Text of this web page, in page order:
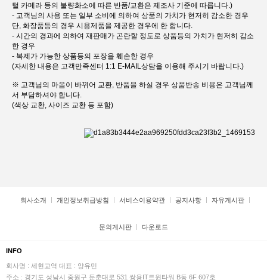
털 카메라 등의 불량화소에 따른 반품/교환은 제조사 기준에 따릅니다.)
- 고객님의 사용 또는 일부 소비에 의하여 상품의 가치가 현저히 감소한 경우
단, 화장품등의 경우 시용제품을 제공한 경우에 한 합니다.
- 시간의 경과에 의하여 재판매가 곤란할 정도로 상품등의 가치가 현저히 감소
한 경우
- 복제가 가능한 상품등의 포장을 훼손한 경우
(자세한 내용은 고객만족센터 1:1 E-MAIL상담을 이용해 주시기 바랍니다.)
※ 고객님의 마음이 바뀌어 교환, 반품을 하실 경우 상품반송 비용은 고객님께
서 부담하셔야 합니다.
(색상 교환, 사이즈 교환 등 포함)
회사소개 개인정보취급방침 서비스이용약관 공지사항 자유게시판
문의게시판 다운로드
INFO
회사명 : 세현교역 대표 : 양유민
주소 : 경기도 성남시 중원구 둔춘대로 531 쌍용IT트윈타워 B동 6F 607호